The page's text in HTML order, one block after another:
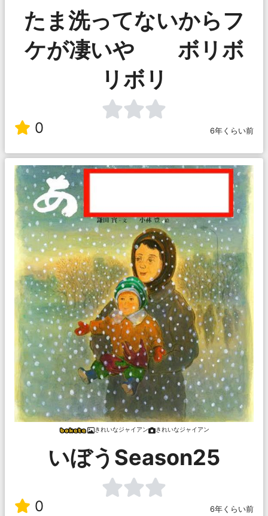
たま洗ってないからフ
ケが凄いや ボリボ
リボリ
0 6年くらい前
きれいなジャイアン きれいなジャイアン
いぼうSeason25
0 6年くらい前